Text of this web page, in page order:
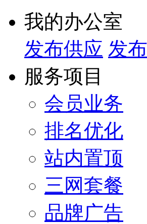
我的办公室
发布供应 发
服务项目
会员业务
排名优化
站内置顶
三网套餐
品牌广告